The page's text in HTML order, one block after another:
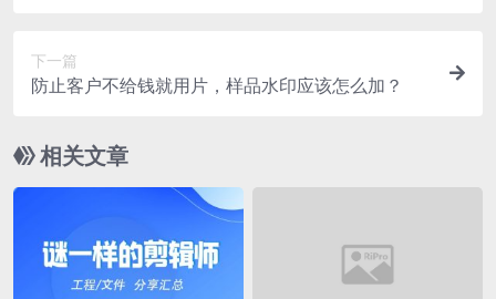
下一篇
防止客户不给钱就用片，样品水印应该怎么加？
相关文章